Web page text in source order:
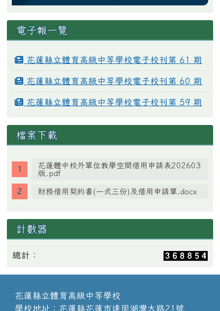
電子報一覽
花蓮縣立體育高級中等學校電子校刊第 61 期
花蓮縣立體育高級中等學校電子校刊第 60 期
花蓮縣立體育高級中等學校電子校刊第 59 期
檔案下載
花蓮體中校外單位教學空間借用申請表202603
版.pdf
財務借用契約書(一式三份)及借用申請單.docx
計數器
總計：
花蓮縣立體育高級中等學校
學校地址：花蓮縣花蓮市達固湖灣大路21號